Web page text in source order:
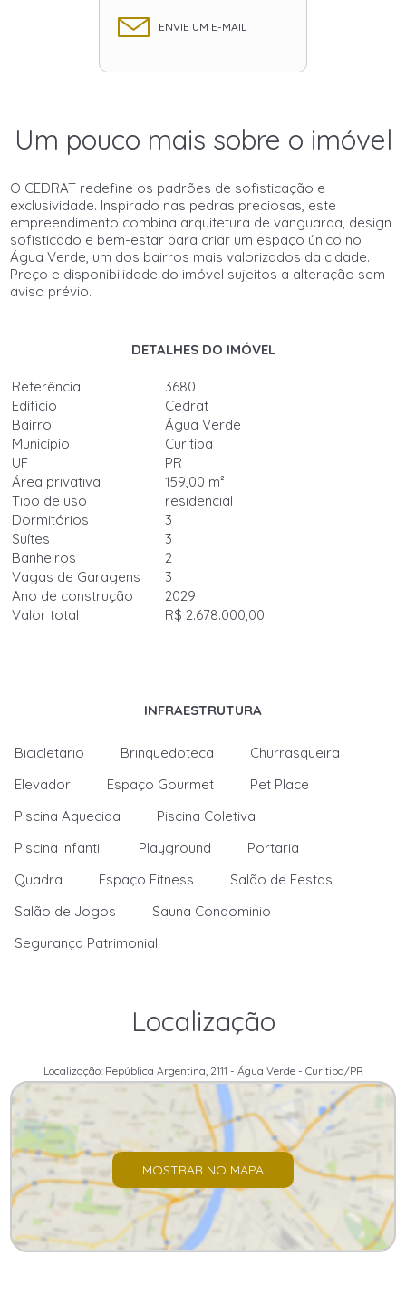
ENVIE UM E-MAIL
Um pouco mais sobre o imóvel
O CEDRAT redefine os padrões de sofisticação e
exclusividade. Inspirado nas pedras preciosas, este
empreendimento combina arquitetura de vanguarda, design
sofisticado e bem-estar para criar um espaço único no
Água Verde, um dos bairros mais valorizados da cidade.
Preço e disponibilidade do imóvel sujeitos a alteração sem
aviso prévio.
DETALHES DO IMÓVEL
Referência
3680
Edificio
Cedrat
Bairro
Água Verde
Município
Curitiba
UF
PR
Área privativa
159,00 m²
Tipo de uso
residencial
Dormitórios
3
Suítes
3
Banheiros
2
Vagas de Garagens
3
Ano de construção
2029
Valor total
R$ 2.678.000,00
INFRAESTRUTURA
Bicicletario Brinquedoteca
Churrasqueira
Elevador
Espaço Gourmet
Pet Place
Piscina Aquecida
Piscina Coletiva
Piscina Infantil
Playground
Portaria
Quadra
Espaço Fitness
Salão de Festas
Salão de Jogos
Sauna Condominio
Segurança Patrimonial
Localização
Localização: República Argentina, 2111 - Água Verde - Curitiba/PR
MOSTRAR NO MAPA